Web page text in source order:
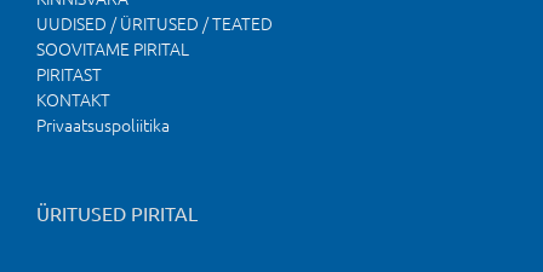
UUDISED / ÜRITUSED / TEATED
SOOVITAME PIRITAL
PIRITAST
KONTAKT
Privaatsuspoliitika
ÜRITUSED PIRITAL